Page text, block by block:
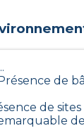
Présence de
de